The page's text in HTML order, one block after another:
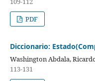
PDF
Diccionario:
Washington Abdala,
113-131